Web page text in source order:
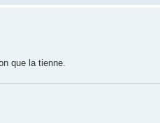
que la tienne.